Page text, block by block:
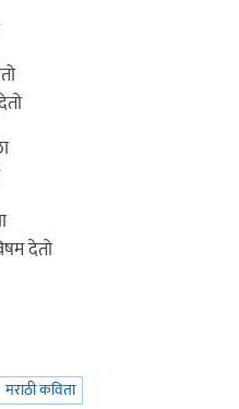
देतो
मराठी कविता